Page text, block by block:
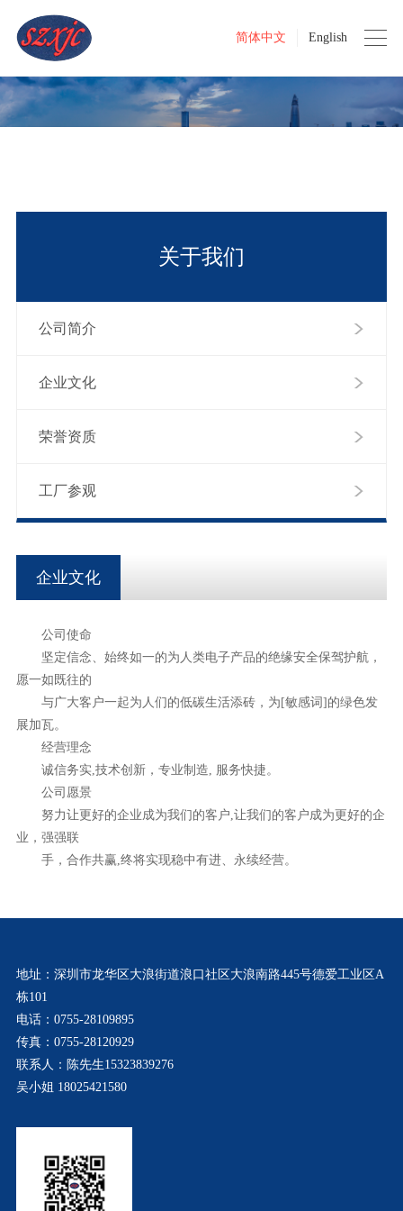
简体中文 English
关于我们
公司简介
企业文化
荣誉资质
工厂参观
企业文化
公司使命
坚定信念、始终如一的为人类电子产品的绝缘安全保驾护航，
愿一如既往的
与广大客户一起为人们的低碳生活添砖，为[敏感词]的绿色发
展加瓦。
经营理念
诚信务实,技术创新，专业制造, 服务快捷。
公司愿景
努力让更好的企业成为我们的客户,让我们的客户成为更好的企
业，强强联
手，合作共赢,终将实现稳中有进、永续经营。
地址：深圳市龙华区大浪街道浪口社区大浪南路445号德爱工业区A
栋101
电话：0755-28109895
传真：0755-28120929
联系人：陈先生15323839276
吴小姐 18025421580